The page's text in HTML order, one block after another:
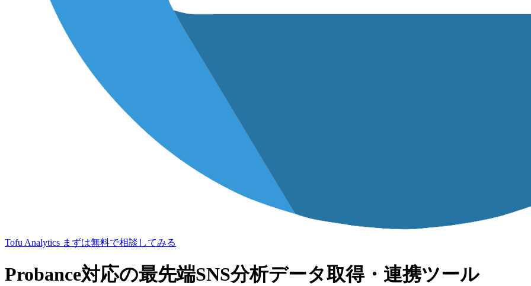
Tofu Analytics まずは無料で相談してみる
Probance対応の最先端SNS分析データ取得・連携ツール